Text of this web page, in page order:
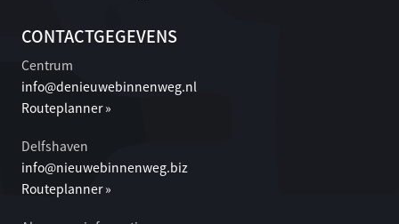
CONTACTGEGEVENS
Centrum
info@denieuwebinnenweg.nl
Routeplanner »
Delfshaven
info@nieuwebinnenweg.biz
Routeplanner »